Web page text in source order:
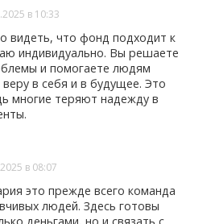
в 10:33
видеть, что фонд подходит к
индивидуально. Вы решаете
и помогаете людям
веру в себя и в будущее. Это
многие теряют надежду в
в 08:07
это прежде всего команда
людей. Здесь готовы